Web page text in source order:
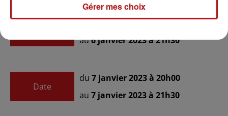
du6 janvier 2023 à 20h00
au6 janvier 2023 à 21h30
Date
du 7 janvier 2023 à 20h00
au 7 janvier 2023 à 21h30
Gérer mes choix